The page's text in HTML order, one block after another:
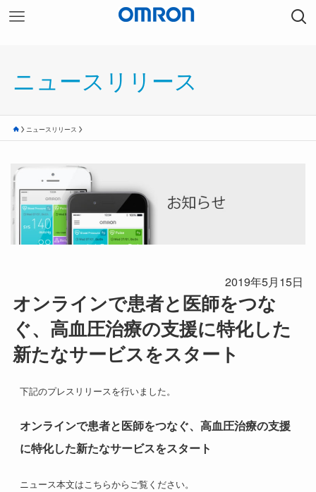
ニュースリリース
ニュースリリース
2019年5月15日
オンラインで患者と医師をつな
ぐ、高血圧治療の支援に特化した
新たなサービスをスタート
下記のプレスリリースを行いました。
オンラインで患者と医師をつなぐ、高血圧治療の支援
に特化した新たなサービスをスタート
ニュース本文はこちらからご覧ください。